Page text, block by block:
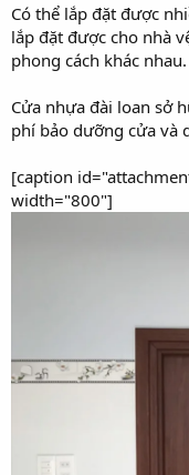
Có thể lắp đặt được
lắp đặt được cho nhà
phong cách khác nhau.
Cửa nhựa đài loan sở
phí bảo dưỡng cửa và
[caption
width="800"]